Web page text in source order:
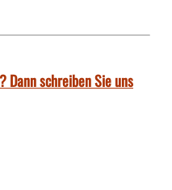
Dann schreiben Sie uns